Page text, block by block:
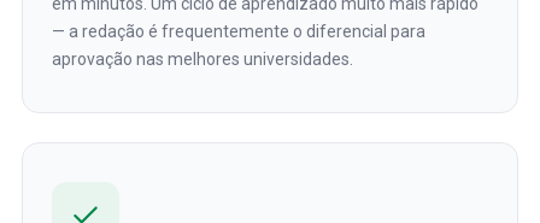
em minutos. Um ciclo de aprendizado muito mais rápido
— a redação é frequentemente o diferencial para
aprovação nas melhores universidades.